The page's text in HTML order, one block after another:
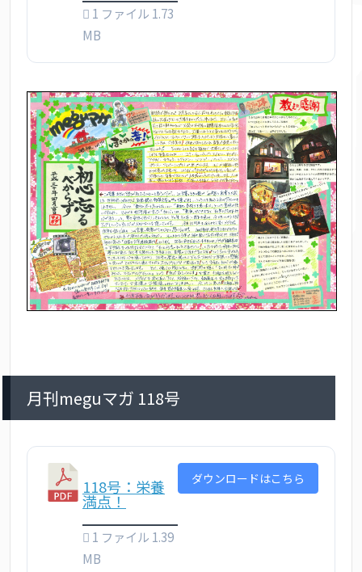
1 ファイル 1.73
MB
月刊meguマガ 118号
118号：栄養
満点！
1 ファイル 1.39
MB
ダウンロードはこちら